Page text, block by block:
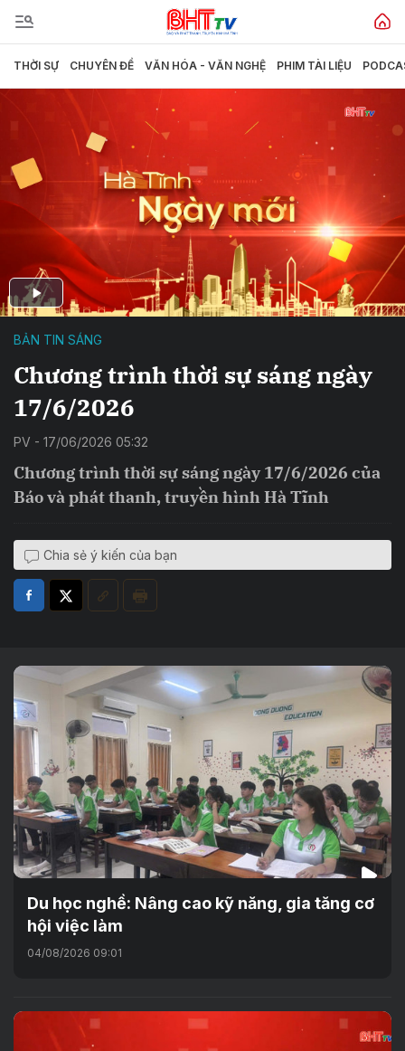
THỜI SỰ CHUYÊN ĐỀ VĂN HÓA - VĂN NGHỆ PHIM TÀI LIỆU
BẢN TIN SÁNG
Chương trình thời sự sáng ngày
17/6/2026
PV - 17/06/2026 05:32
Chương trình thời sự sáng ngày 17/6/2026 của
Báo và phát thanh, truyền hình Hà Tĩnh
Chia sẻ ý kiến của bạn
Du học nghề: Nâng cao kỹ năng, gia tăng cơ
hội việc làm
04/08/2026 09:01